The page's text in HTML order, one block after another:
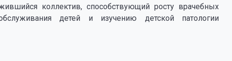
коллектив, способствующий росту врачебных
детей и изучению детской патологии